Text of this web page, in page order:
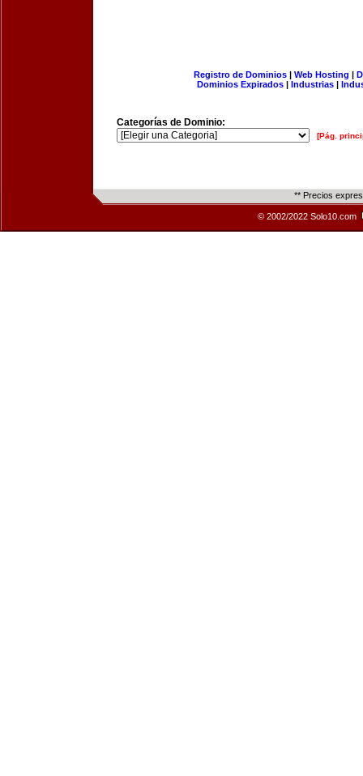
Registro de Dominios| Web Hosting |
Dominios Expirados | Industrias |
Categorías de Dominio:
[Pág.
** Precios
© 2002/2022 Solo10.com